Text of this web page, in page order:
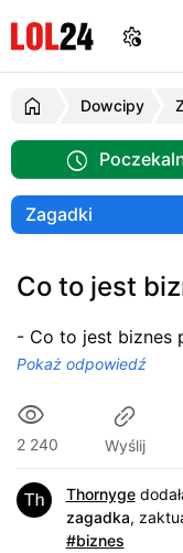
Dowcipy
Co to jest
- Co to jest biznes
Pokaż odpowiedź
2 240 Wyślij
Thornyge
zagadka,
#biznes